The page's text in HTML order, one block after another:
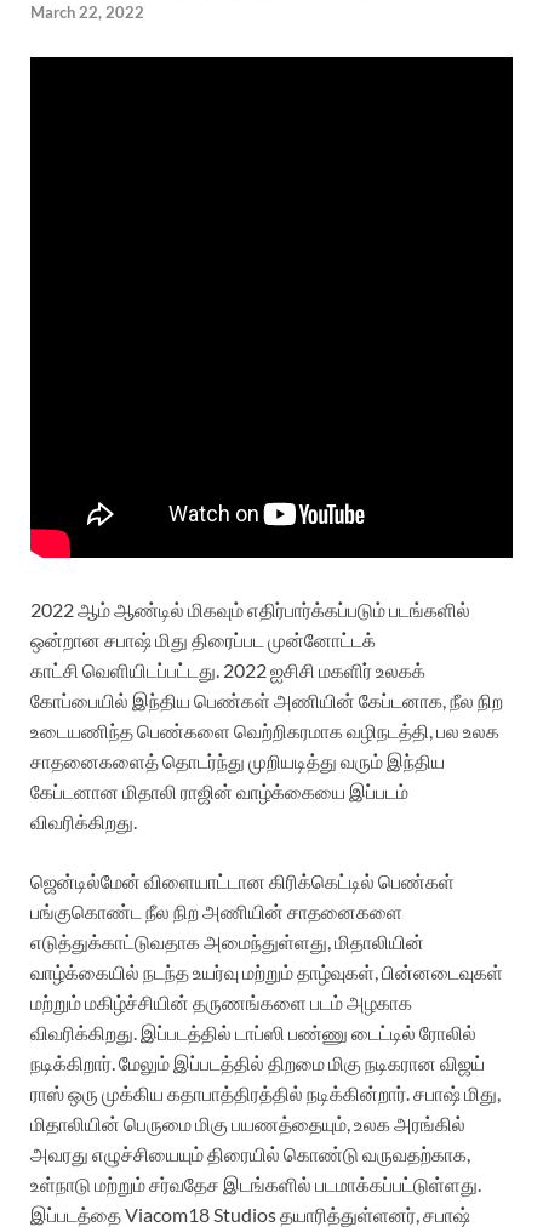
March 22, 2022
2022 ஆம் ஆண்டில் மிகவும் எதிர்பார்க்கப்படும் படங்களில்
ஒன்றான சபாஷ் மிது திரைப்பட முன்னோட்டக்
காட்சி வெளியிடப்பட்டது. 2022 ஐசிசி மகளிர் உலகக்
கோப்பையில் இந்திய பெண்கள் அணியின் கேப்டனாக, நீல நிற
உடையணிந்த பெண்களை வெற்றிகரமாக வழிநடத்தி, பல உலக
சாதனைகளைத் தொடர்ந்து முறியடித்து வரும் இந்திய
கேப்டனான மிதாலி ராஜின் வாழ்க்கையை இப்படம்
விவரிக்கிறது.
ஜென்டில்மேன் விளையாட்டான கிரிக்கெட்டில் பெண்கள்
பங்குகொண்ட நீல நிற அணியின் சாதனைகளை
எடுத்துக்காட்டுவதாக அமைந்துள்ளது, மிதாலியின்
வாழ்க்கையில் நடந்த உயர்வு மற்றும் தாழ்வுகள், பின்னடைவுகள்
மற்றும் மகிழ்ச்சியின் தருணங்களை படம் அழகாக
விவரிக்கிறது. இப்படத்தில் டாப்ஸி பண்ணு டைட்டில் ரோலில்
நடிக்கிறார். மேலும் இப்படத்தில் திறமை மிகு நடிகரான விஜய்
ராஸ் ஒரு முக்கிய கதாபாத்திரத்தில் நடிக்கின்றார். சபாஷ் மிது,
மிதாலியின் பெருமை மிகு பயணத்தையும், உலக அரங்கில்
அவரது எழுச்சியையும் திரையில் கொண்டு வருவதற்காக,
உள்நாடு மற்றும் சர்வதேச இடங்களில் படமாக்கப்பட்டுள்ளது.
இப்படத்தை Viacom18 Studios தயாரித்துள்ளனர், சபாஷ்